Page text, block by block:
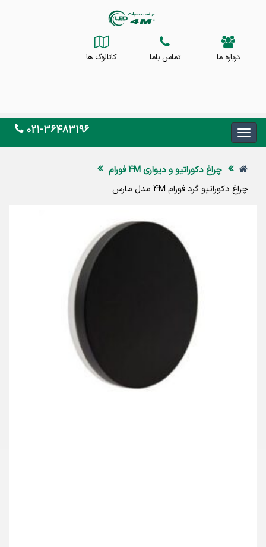
درباره ما تماس باما کاتالوگ ها
021-36483196
چراغ دکوراتیو و دیواری 4M فورام
چراغ دکوراتیو گرد فورام 4M مدل مارس